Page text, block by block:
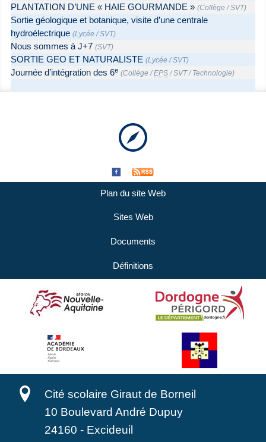
PLANTATION D’UNE « HAIE GOURMANDE » (Collège /SVT)
Sortie géologique et botanique, visite d’une centrale
hydroélectrique (Lycée /SVT)
Nous sommes à J+7 (SVT)
SORTIE GEO ET NATURALISTE (Lycée /SVT)
Journée d’intégration des 6e (Collège /EPS /SVT/ Technologie)
Plan du site Web
Sites Web
Documents
Définitions
Cité scolaire Giraut de Borneil
10 Boulevard André Dupuy
24160 - Excideuil